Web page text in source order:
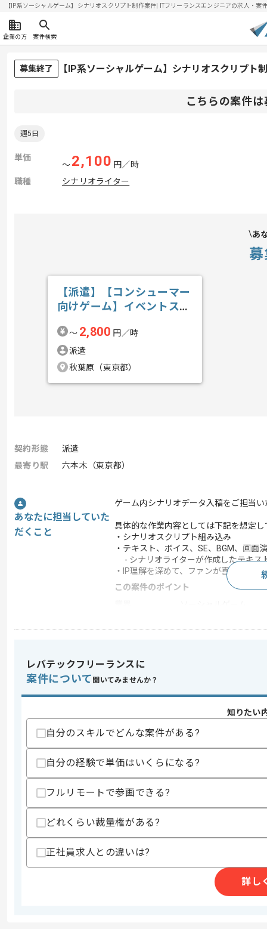
【IP系ソーシャルゲーム】シナリオスクリプト制作案件| ITフリーランスエンジニアの求人・
企業の方 案件検索
募集終了 【IP系ソーシャルゲーム】シナリオスクリプト
こちらの案件
週5日
単価
〜2,100 円／時
職種
シナリオライター
あ
【派遣】【コンシューマー
向けゲーム】イベントスク
〜 2,800 円／時
派遣
秋葉原（東京都）
契約形態
派遣
最寄り駅
六本木（東京都）
あなたに担当していた
だくこと
ゲーム内シナリオデータ入稿をご担当い
具体的な作業内容としては下記を想定し
・シナリオスクリプト組み込み
・テキスト、ボイス、SE、BGM、画面
- シナリオライターが作成したテキス
・IP理解を深めて、ファンが喜ぶ/感動
この案件のポイント
スキル
求めるスキル
・ソーシャルゲームにおけるスクリプト
・スクリプトでのイベント会話作成経験
エージェントからのコ
メント
メディア事業と大手ソーシャルゲーム事
有名企業での作業になります。
主体的にゲームに携わりたい方にはオ
レバテックフリーランスに
案件について 聞いてみませんか？
知りたい
自分のスキルでどんな案件がある?
自分の経験で単価はいくらになる?
フルリモートで参画できる?
どれくらい裁量権がある?
正社員求人との違いは?
詳し